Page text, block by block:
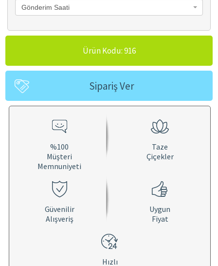
Gönderim Saati
Ürün Kodu: 916
Sipariş Ver
%100
Müşteri
Memnuniyeti
Taze
Çiçekler
Güvenilir
Alışveriş
Uygun
Fiyat
Hızlı